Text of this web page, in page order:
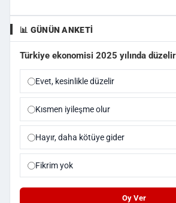
📊 GÜNÜN ANKETI
Türkiye ekonomisi 2025 yılında
Evet, kesinlikle düzelir
Kısmen iyileşme olur
Hayır, daha kötüye gider
Fikrim yok
Oy Ver